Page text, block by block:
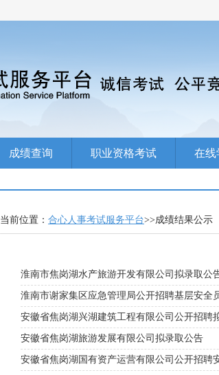
成绩查询 职业资格考试 在线
当前位置： 合心人事考试服务平台>>成绩结果公示
淮南市焦岗湖水产旅游开发有限公司拟录取公
淮南市谢家集区应急管理局公开招聘基层安全
安徽省焦岗湖兴湖建筑工程有限公司公开招聘
安徽省焦岗湖旅游发展有限公司拟录取公告
安徽省焦岗湖国有资产运营有限公司公开招聘